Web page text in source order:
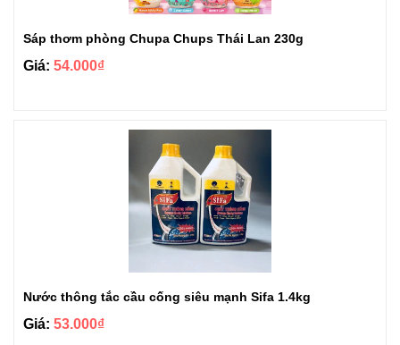
Sáp thơm phòng Chupa Chups Thái Lan 230g
Giá: 54.000₫
Nước thông tắc cầu cống siêu mạnh Sifa 1.4kg
Giá: 53.000₫